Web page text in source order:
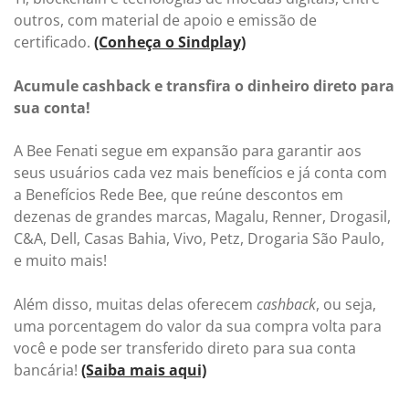
outros, com material de apoio e emissão de
certificado. (Conheça o Sindplay)
Acumule cashback e transfira o dinheiro direto para
sua conta!
A Bee Fenati segue em expansão para garantir aos
seus usuários cada vez mais benefícios e já conta com
a Benefícios Rede Bee, que reúne descontos em
dezenas de grandes marcas, Magalu, Renner, Drogasil,
C&A, Dell, Casas Bahia, Vivo, Petz, Drogaria São Paulo,
e muito mais!
Além disso, muitas delas oferecem cashback, ou seja,
uma porcentagem do valor da sua compra volta para
você e pode ser transferido direto para sua conta
bancária! (Saiba mais aqui)